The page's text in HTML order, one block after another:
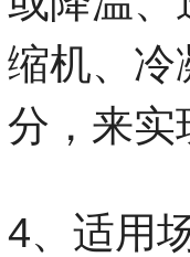
缩机、冷
分，来实
4、适用